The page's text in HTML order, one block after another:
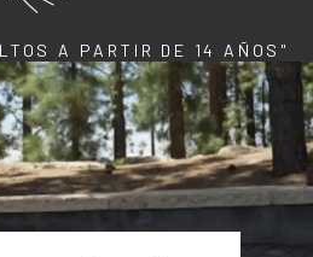
A PARTIR DE 14 AÑOS"